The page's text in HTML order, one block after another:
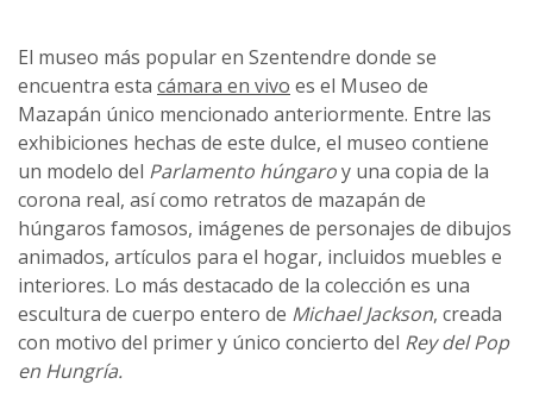
El museo más popular en Szentendre donde se
encuentra esta cámara en vivo es el Museo de
Mazapán único mencionado anteriormente. Entre las
exhibiciones hechas de este dulce, el museo contiene
un modelo del Parlamento húngaroy una copia de la
corona real, así como retratos de mazapán de
húngaros famosos, imágenes de personajes de dibujos
animados, artículos para el hogar, incluidos muebles e
interiores. Lo más destacado de la colección es una
escultura de cuerpo entero de Michael Jackson, creada
con motivo del primer y único concierto del Rey del Pop
en Hungría.